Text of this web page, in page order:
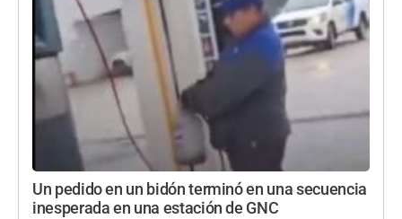
Un pedido en un bidón terminó en una secuencia
inesperada en una estación de GNC